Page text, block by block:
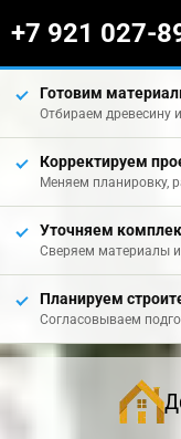
+7 921 027-
Готовим
Отбираем древесину
Корректируем
Меняем планировку,
Уточняем
Сверяем материалы и
Планируем
Согласовываем